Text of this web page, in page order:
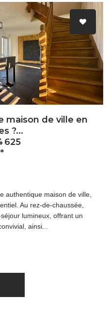
maison de ville en
?...
625
authentique maison de ville,
Au rez-de-chaussée,
lumineux, offrant un
ainsi...